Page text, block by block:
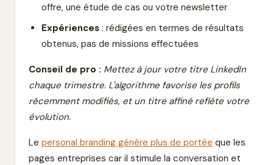
offre, une étude de cas ou votre newsletter
Expériences: rédigées en termes de résultats
obtenus, pas de missions effectuées
Conseil de pro : Mettez à jour votre titre LinkedIn
chaque trimestre. L'algorithme favorise les profils
récemment modifiés, et un titre affiné reflète votre
évolution.
Le personal branding génère plus de portée que les
pages entreprises car il stimule la conversation et